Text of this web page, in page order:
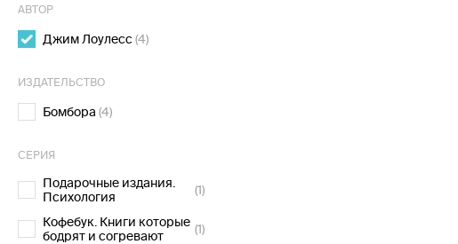
АВТОР
Джим Лоулесс(4)
ИЗДАТЕЛЬСТВО
Бомбора (4)
СЕРИЯ
Подарочные издания.
Психология
(1)
Кофебук. Книги которые
бодрят и согревают
(1)